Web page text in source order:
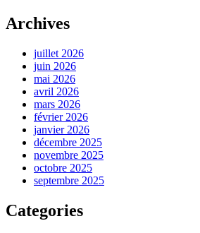
Archives
juillet 2026
juin 2026
mai 2026
avril 2026
mars 2026
février 2026
janvier 2026
décembre 2025
novembre 2025
octobre 2025
septembre 2025
Categories